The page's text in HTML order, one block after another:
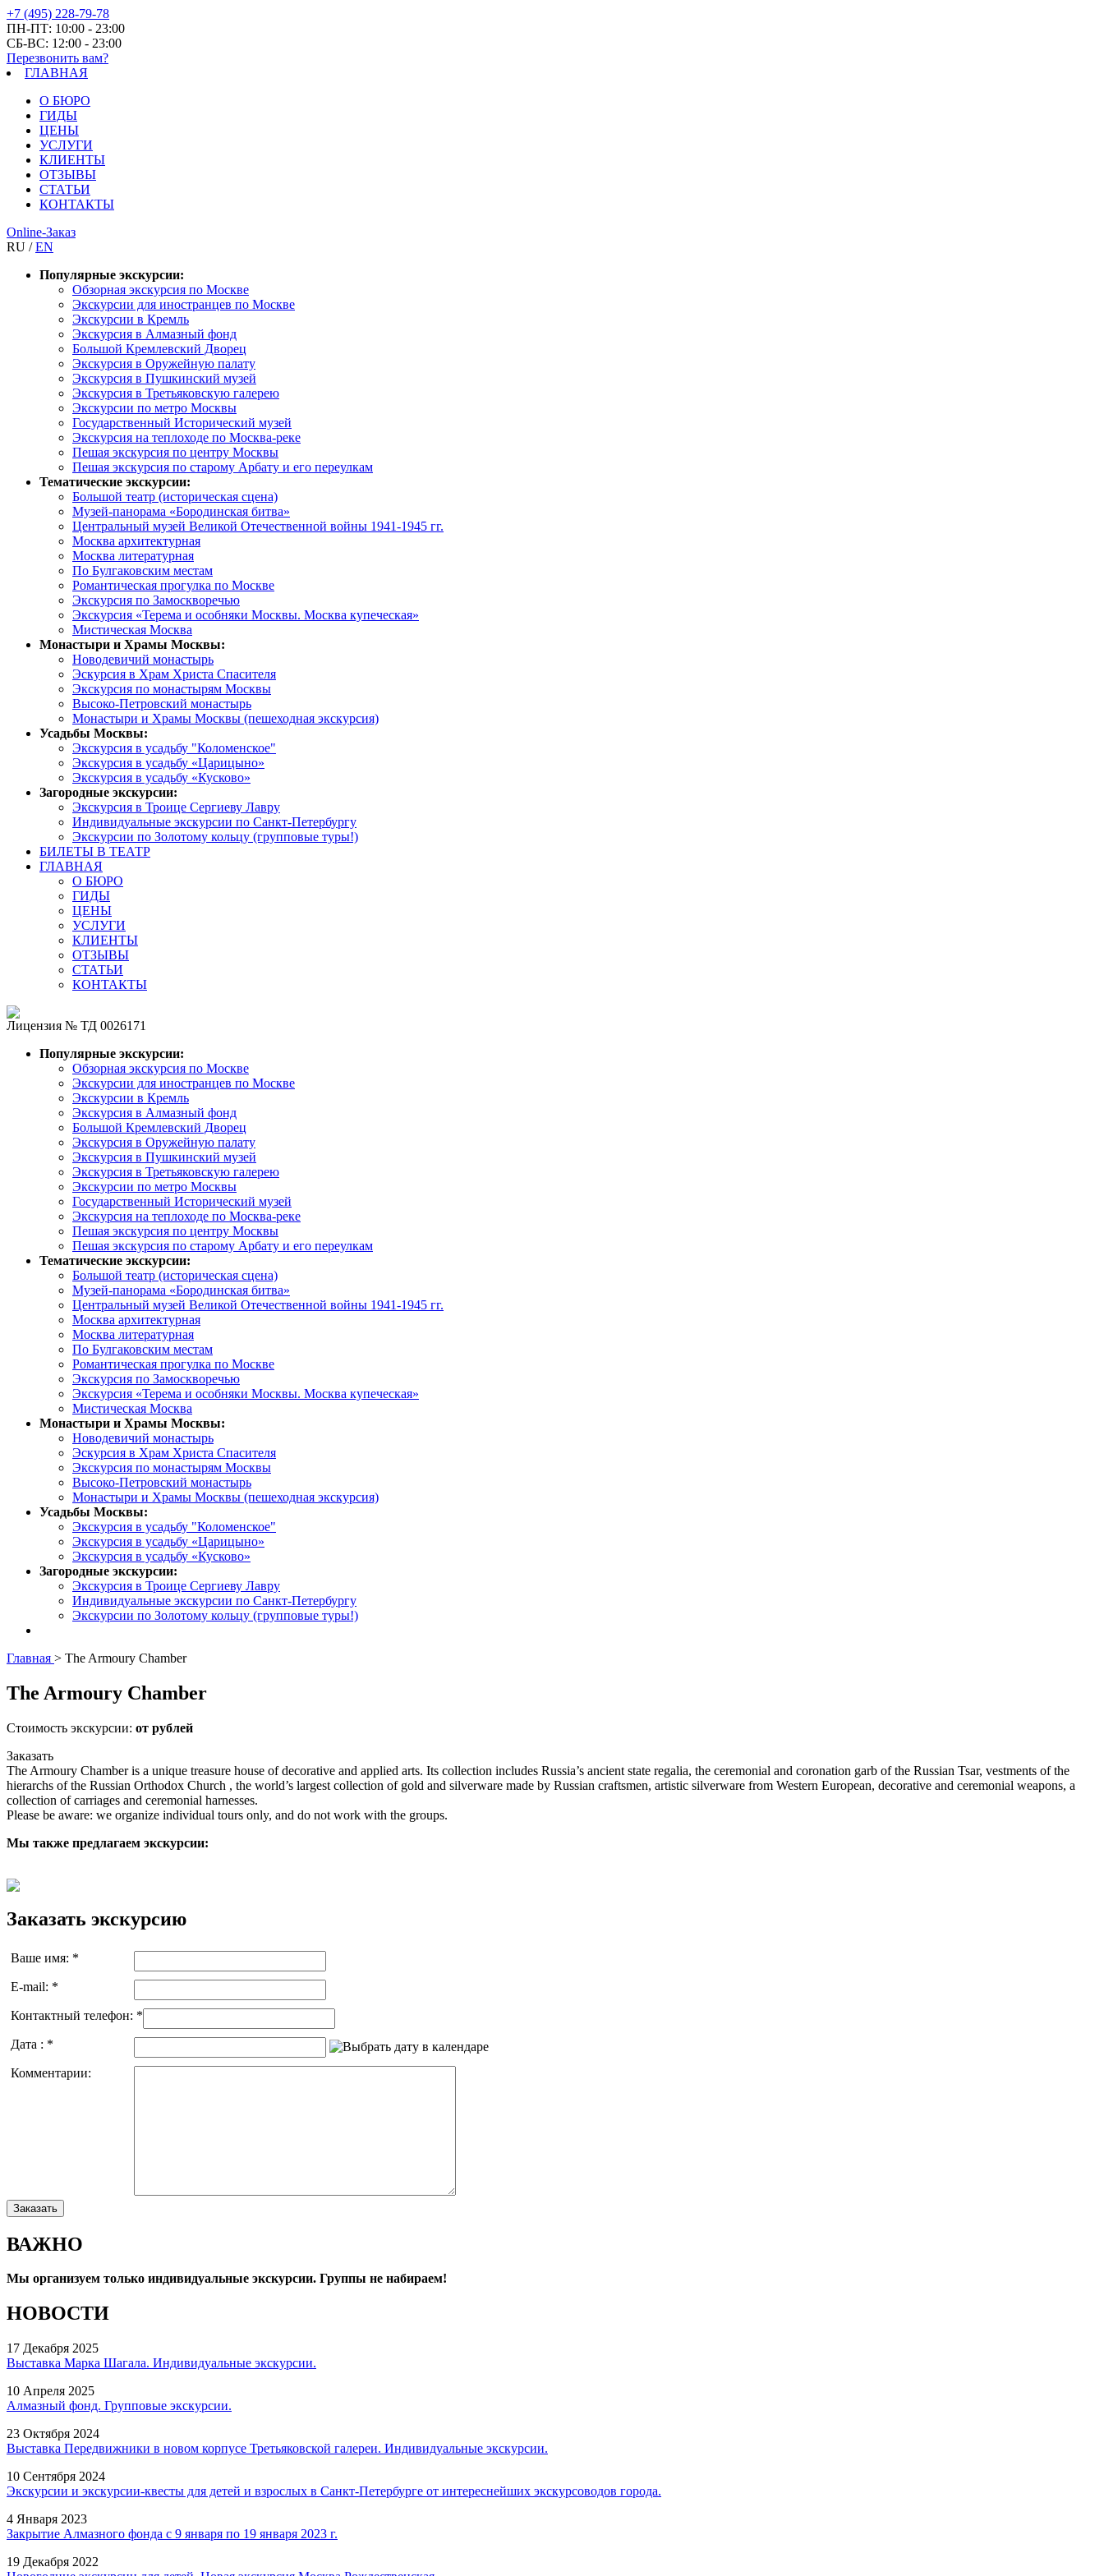
+7 (495) 228-79-78
ПН-ПТ: 10:00 - 23:00
СБ-ВС: 12:00 - 23:00
Перезвонить вам?
ГЛАВНАЯ
О БЮРО
ГИДЫ
ЦЕНЫ
УСЛУГИ
КЛИЕНТЫ
ОТЗЫВЫ
СТАТЬИ
КОНТАКТЫ
Online-Заказ
RU /EN
Популярные экскурсии:
Обзорная экскурсия по Москве
Экскурсии для иностранцев по Москве
Экскурсии в Кремль
Экскурсия в Алмазный фонд
Большой Кремлевский Дворец
Экскурсия в Оружейную палату
Экскурсия в Пушкинский музей
Экскурсия в Третьяковскую галерею
Экскурсии по метро Москвы
Государственный Исторический музей
Экскурсия на теплоходе по Москва-реке
Пешая экскурсия по центру Москвы
Пешая экскурсия по старому Арбату и его переулкам
Тематические экскурсии:
Большой театр (историческая сцена)
Музей-панорама «Бородинская битва»
Центральный музей Великой Отечественной войны 1941-1945 гг.
Москва архитектурная
Москва литературная
По Булгаковским местам
Романтическая прогулка по Москве
Экскурсия по Замоскворечью
Экскурсия «Терема и особняки Москвы. Москва купеческая»
Мистическая Москва
Монастыри и Храмы Москвы:
Новодевичий монастырь
Эскурсия в Храм Христа Спасителя
Экскурсия по монастырям Москвы
Высоко-Петровский монастырь
Монастыри и Храмы Москвы (пешеходная экскурсия)
Усадьбы Москвы:
Экскурсия в усадьбу "Коломенское"
Экскурсия в усадьбу «Царицыно»
Экскурсия в усадьбу «Кусково»
Загородные экскурсии:
Экскурсия в Троице Сергиеву Лавру
Индивидуальные экскурсии по Санкт-Петербургу
Экскурсии по Золотому кольцу (групповые туры!)
БИЛЕТЫ В ТЕАТР
ГЛАВНАЯ
О БЮРО
ГИДЫ
ЦЕНЫ
УСЛУГИ
КЛИЕНТЫ
ОТЗЫВЫ
СТАТЬИ
КОНТАКТЫ
Лицензия № ТД 0026171
Популярные экскурсии:
Обзорная экскурсия по Москве
Экскурсии для иностранцев по Москве
Экскурсии в Кремль
Экскурсия в Алмазный фонд
Большой Кремлевский Дворец
Экскурсия в Оружейную палату
Экскурсия в Пушкинский музей
Экскурсия в Третьяковскую галерею
Экскурсии по метро Москвы
Государственный Исторический музей
Экскурсия на теплоходе по Москва-реке
Пешая экскурсия по центру Москвы
Пешая экскурсия по старому Арбату и его переулкам
Тематические экскурсии:
Большой театр (историческая сцена)
Музей-панорама «Бородинская битва»
Центральный музей Великой Отечественной войны 1941-1945 гг.
Москва архитектурная
Москва литературная
По Булгаковским местам
Романтическая прогулка по Москве
Экскурсия по Замоскворечью
Экскурсия «Терема и особняки Москвы. Москва купеческая»
Мистическая Москва
Монастыри и Храмы Москвы:
Новодевичий монастырь
Эскурсия в Храм Христа Спасителя
Экскурсия по монастырям Москвы
Высоко-Петровский монастырь
Монастыри и Храмы Москвы (пешеходная экскурсия)
Усадьбы Москвы:
Экскурсия в усадьбу "Коломенское"
Экскурсия в усадьбу «Царицыно»
Экскурсия в усадьбу «Кусково»
Загородные экскурсии:
Экскурсия в Троице Сергиеву Лавру
Индивидуальные экскурсии по Санкт-Петербургу
Экскурсии по Золотому кольцу (групповые туры!)
Главная > The Armoury Chamber
The Armoury Chamber
Стоимость экскурсии: от рублей
Заказать
The Armoury Chamber is a unique treasure house of decorative and applied arts. Its collection includes Russia’s ancient state regalia, the ceremonial and coronation garb of the Russian Tsar, vestments of the
hierarchs of the Russian Orthodox Church , the world’s largest collection of gold and silverware made by Russian craftsmen, artistic silverware from Western European, decorative and ceremonial weapons, a
collection of carriages and ceremonial harnesses.
Please be aware: we organize individual tours only, and do not work with the groups.
Мы также предлагаем экскурсии:
Заказать экскурсию
Ваше имя: *
E-mail: *
Контактный телефон: *
Дата : *
Комментарии:
ВАЖНО
Мы организуем только индивидуальные экскурсии. Группы не набираем!
НОВОСТИ
17 Декабря 2025
Выставка Марка Шагала. Индивидуальные экскурсии.
10 Апреля 2025
Алмазный фонд. Групповые экскурсии.
23 Октября 2024
Выставка Передвижники в новом корпусе Третьяковской галереи. Индивидуальные экскурсии.
10 Сентября 2024
Экскурсии и экскурсии-квесты для детей и взрослых в Санкт-Петербурге от интереснейших экскурсоводов города.
4 Января 2023
Закрытие Алмазного фонда с 9 января по 19 января 2023 г.
19 Декабря 2022